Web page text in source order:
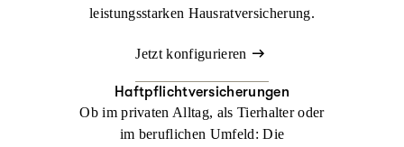
leistungsstarken Hausratversicherung.
Jetzt konfigurieren
Haftpflichtversicherungen
Ob im privaten Alltag, als Tierhalter oder
im beruflichen Umfeld: Die